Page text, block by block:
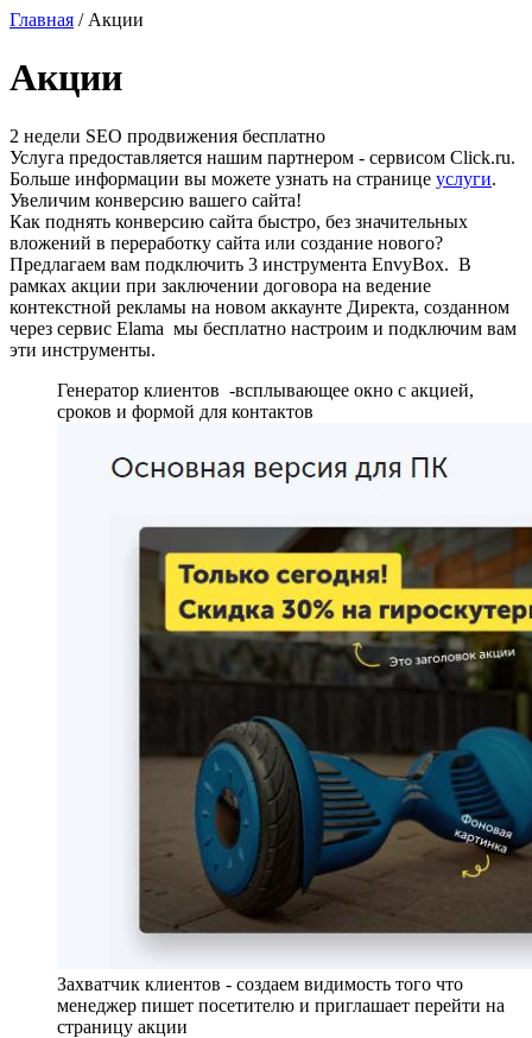
Главная / Акции
Акции
2 недели SEO продвижения бесплатно
Услуга предоставляется нашим партнером - сервисом Click.ru.
Больше информации вы можете узнать на странице услуги.
Увеличим конверсию вашего сайта!
Как поднять конверсию сайта быстро, без значительных
вложений в переработку сайта или создание нового?
Предлагаем вам подключить 3 инструмента EnvyBox. В
рамках акции при заключении договора на ведение
контекстной рекламы на новом аккаунте Директа, созданном
через сервис Elama мы бесплатно настроим и подключим вам
эти инструменты.
Генератор клиентов -всплывающее окно с акцией,
сроков и формой для контактов
Захватчик клиентов - создаем видимость того что
менеджер пишет посетителю и приглашает перейти на
страницу акции